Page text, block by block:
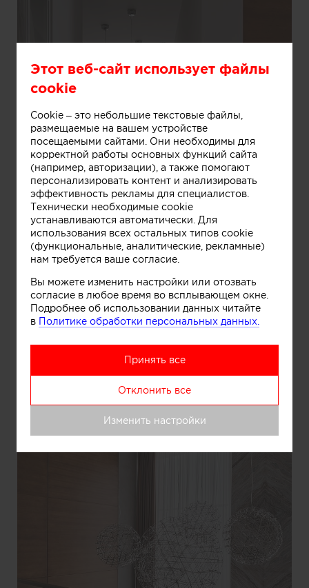
Информация
Этот веб-сайт использует файлы
cookie
Cookie – это небольшие текстовые файлы,
размещаемые на вашем устройстве
посещаемыми сайтами. Они необходимы для
корректной работы основных функций сайта
(например, авторизации), а также помогают
персонализировать контент и анализировать
эффективность рекламы для специалистов.
Технически необходимые cookie
устанавливаются автоматически. Для
использования всех остальных типов cookie
(функциональные, аналитические, рекламные)
нам требуется ваше согласие.
Вы можете изменить настройки или отозвать
согласие в любое время во всплывающем окне.
Подробнее об использовании данных читайте
в Политике обработки персональных данных.
Принять все
Отклонить все
Изменить настройки